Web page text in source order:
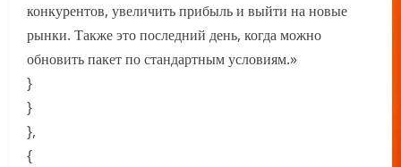
конкурентов, увеличить прибыль и выйти на новые
рынки. Также это последний день, когда можно
обновить пакет по стандартным условиям.»
}
}
},
{